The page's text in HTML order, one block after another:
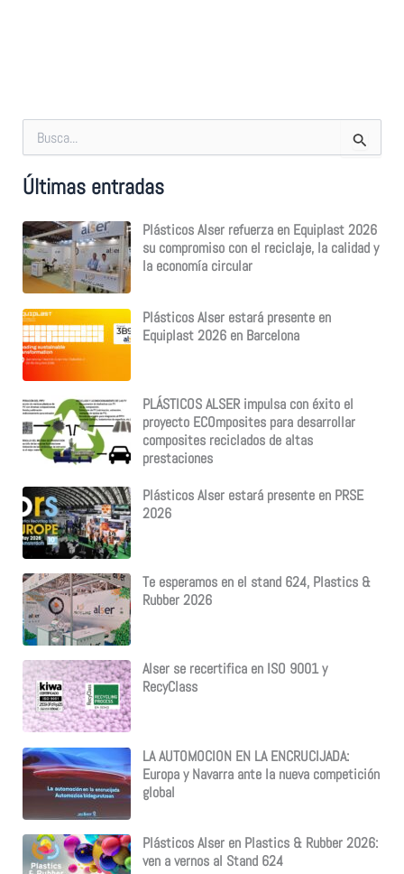
c
a
r
p
o
r
:
Últimas entradas
Plásticos Alser refuerza en Equiplast 2026
su compromiso con el reciclaje, la calidad y
la economía circular
Plásticos Alser estará presente en
Equiplast 2026 en Barcelona
PLÁSTICOS ALSER impulsa con éxito el
proyecto ECOmposites para desarrollar
composites reciclados de altas
prestaciones
Plásticos Alser estará presente en PRSE
2026
Te esperamos en el stand 624, Plastics &
Rubber 2026
Alser se recertifica en ISO 9001 y
RecyClass
LA AUTOMOCION EN LA ENCRUCIJADA:
Europa y Navarra ante la nueva competición
global
Plásticos Alser en Plastics & Rubber 2026:
ven a vernos al Stand 624